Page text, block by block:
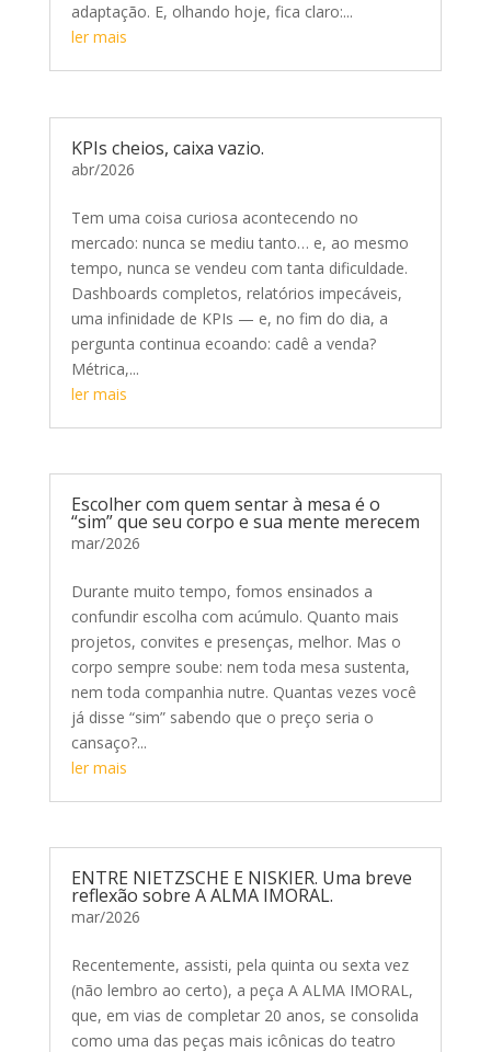
adaptação. E, olhando hoje, fica claro:...
ler mais
KPIs cheios, caixa vazio.
abr/2026
Tem uma coisa curiosa acontecendo no
mercado: nunca se mediu tanto… e, ao mesmo
tempo, nunca se vendeu com tanta dificuldade.
Dashboards completos, relatórios impecáveis,
uma infinidade de KPIs — e, no fim do dia, a
pergunta continua ecoando: cadê a venda?
Métrica,...
ler mais
Escolher com quem sentar à mesa é o
“sim” que seu corpo e sua mente merecem
mar/2026
Durante muito tempo, fomos ensinados a
confundir escolha com acúmulo. Quanto mais
projetos, convites e presenças, melhor. Mas o
corpo sempre soube: nem toda mesa sustenta,
nem toda companhia nutre. Quantas vezes você
já disse “sim” sabendo que o preço seria o
cansaço?...
ler mais
ENTRE NIETZSCHE E NISKIER. Uma breve
reflexão sobre A ALMA IMORAL.
mar/2026
Recentemente, assisti, pela quinta ou sexta vez
(não lembro ao certo), a peça A ALMA IMORAL,
que, em vias de completar 20 anos, se consolida
como uma das peças mais icônicas do teatro